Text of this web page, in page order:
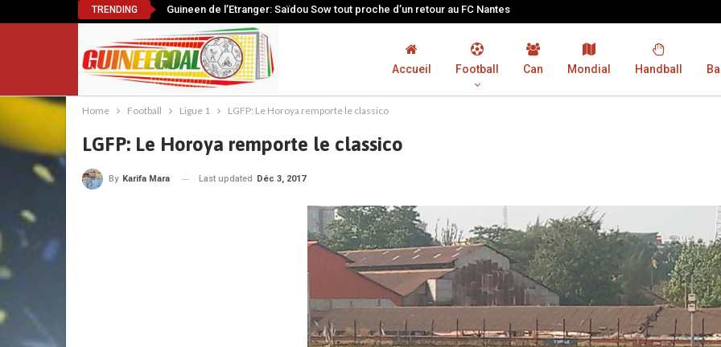
TRENDING Guineen de l’Etranger: Saïdou Sow tout proche d’un retour au FC Nantes
Accueil Football Can Mondial Handball
Home Football Ligue 1 LGFP: Le Horoya remporte le classico
LGFP: Le Horoya remporte le classico
By Karifa Mara Last updated Déc 3, 2017